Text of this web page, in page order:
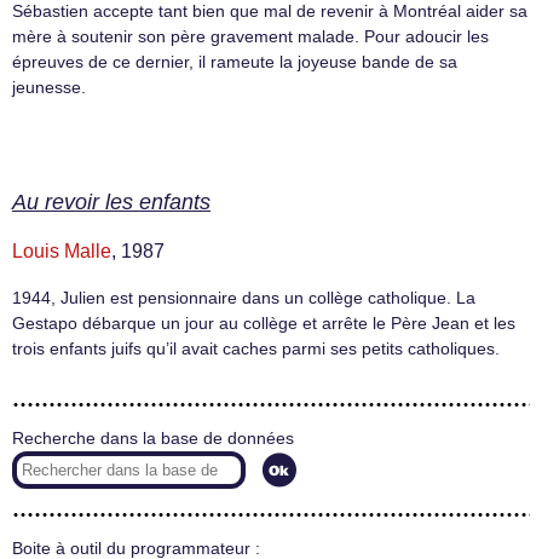
Sébastien accepte tant bien que mal de revenir à Montréal aider sa
mère à soutenir son père gravement malade. Pour adoucir les
épreuves de ce dernier, il rameute la joyeuse bande de sa
jeunesse.
Au revoir les enfants
Louis Malle, 1987
1944, Julien est pensionnaire dans un collège catholique. La
Gestapo débarque un jour au collège et arrête le Père Jean et les
trois enfants juifs qu’il avait caches parmi ses petits catholiques.
Recherche dans la base de données
Boite à outil du programmateur :